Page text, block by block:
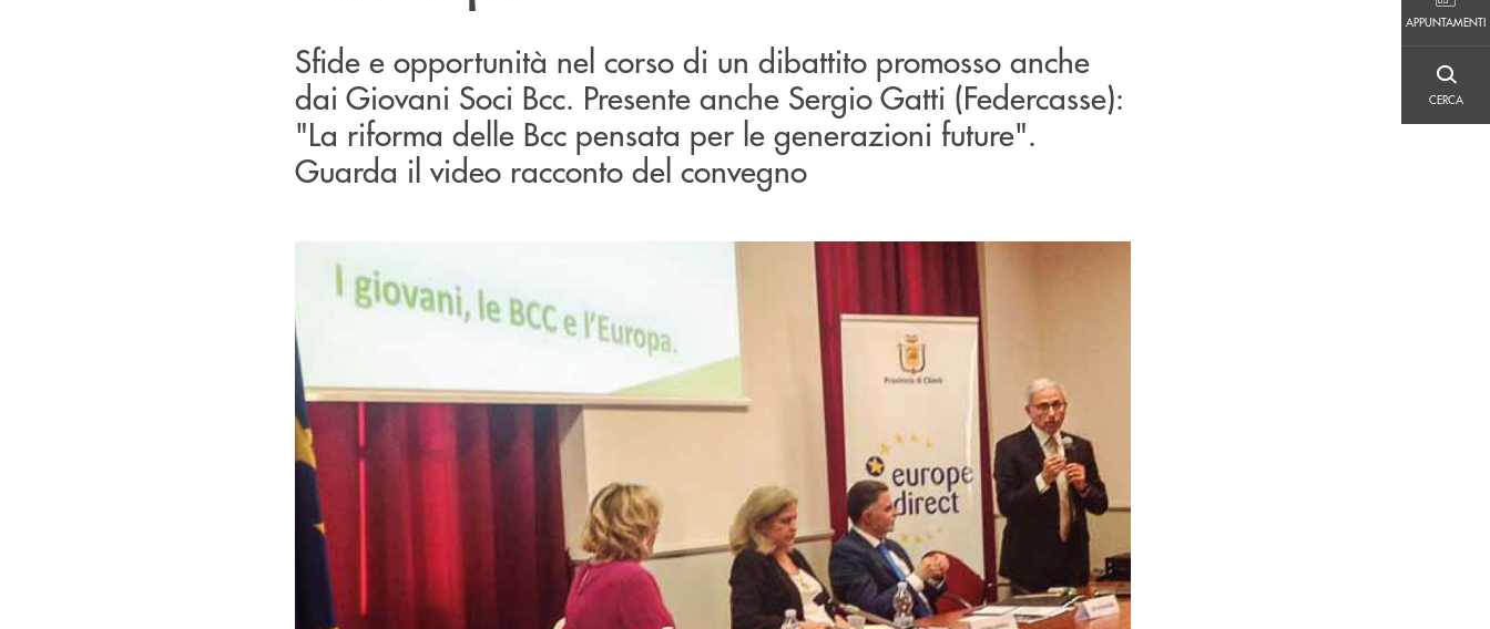
APPUNTAMENTI
CERCA
Sfide e opportunità nel corso di un dibattito promosso anche
dai Giovani Soci Bcc. Presente anche Sergio Gatti (Federcasse):
"La riforma delle Bcc pensata per le generazioni future".
Guarda il video racconto del convegno